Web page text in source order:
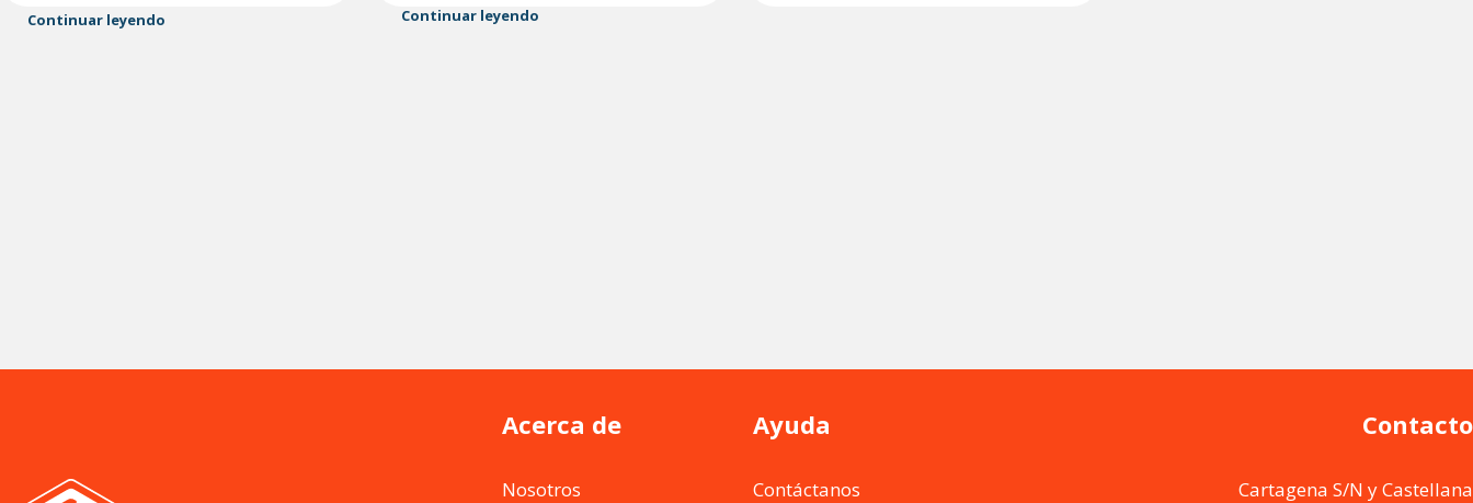
Continuar leyendo Continuar leyendo
Acerca de
Nosotros
Ayuda
Contáctanos
Contacto
Cartagena S/N y Castellana